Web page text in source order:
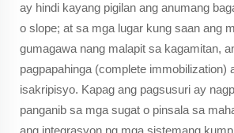
ay hindi kayang pigilan ang anumang
o slope; at sa mga lugar kung saan ang
gumagawa nang malapit sa kagamitan,
pagpapahinga (complete immobilization)
isakripisyo. Kapag ang pagsusuri ay
panganib sa mga sugat o pinsala sa
ang integrasyon ng mga sistemang